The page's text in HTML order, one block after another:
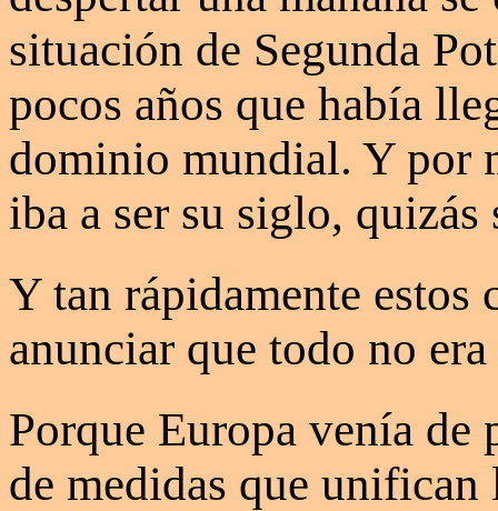
situación de Segunda
pocos años que había
dominio mundial. Y por
iba a ser su siglo,
Y tan rápidamente estos
anunciar que todo no
Porque Europa venía de
de medidas que